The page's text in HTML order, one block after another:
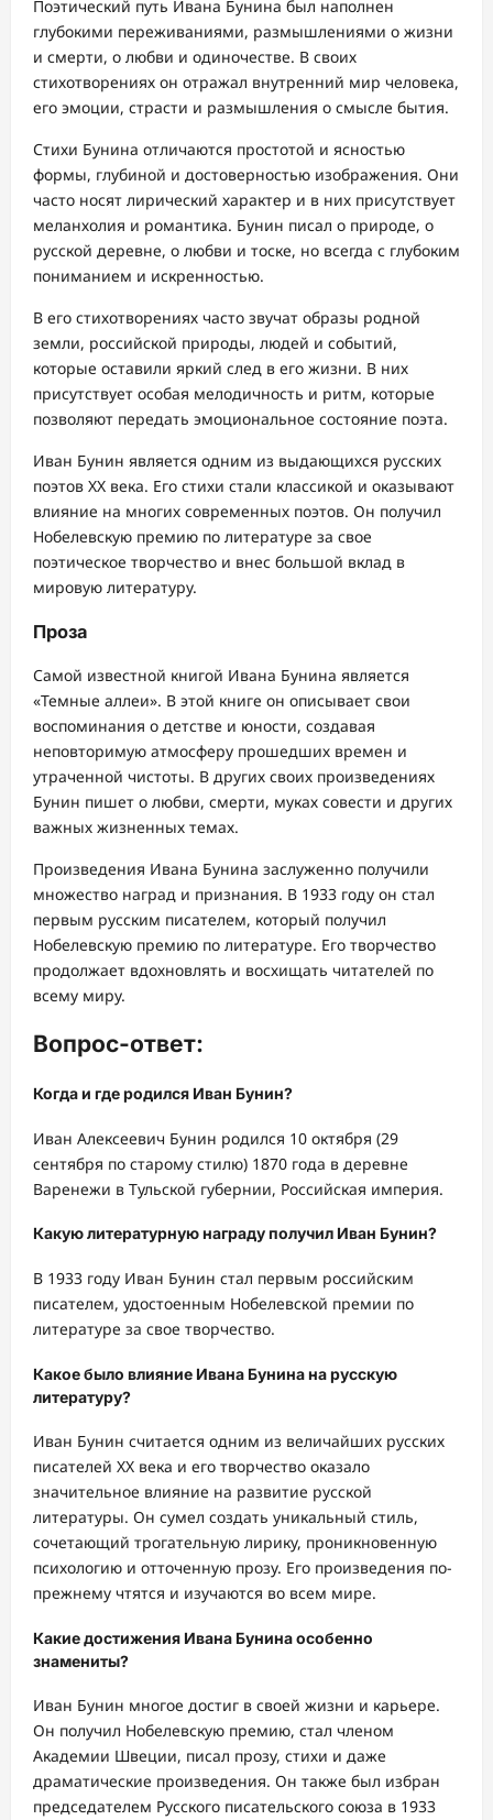
Поэтический путь Ивана Бунина был наполнен
глубокими переживаниями, размышлениями о жизни
и смерти, о любви и одиночестве. В своих
стихотворениях он отражал внутренний мир человека,
его эмоции, страсти и размышления о смысле бытия.
Стихи Бунина отличаются простотой и ясностью
формы, глубиной и достоверностью изображения. Они
часто носят лирический характер и в них присутствует
меланхолия и романтика. Бунин писал о природе, о
русской деревне, о любви и тоске, но всегда с глубоким
пониманием и искренностью.
В его стихотворениях часто звучат образы родной
земли, российской природы, людей и событий,
которые оставили яркий след в его жизни. В них
присутствует особая мелодичность и ритм, которые
позволяют передать эмоциональное состояние поэта.
Иван Бунин является одним из выдающихся русских
поэтов XX века. Его стихи стали классикой и оказывают
влияние на многих современных поэтов. Он получил
Нобелевскую премию по литературе за свое
поэтическое творчество и внес большой вклад в
мировую литературу.
Проза
Самой известной книгой Ивана Бунина является
«Темные аллеи». В этой книге он описывает свои
воспоминания о детстве и юности, создавая
неповторимую атмосферу прошедших времен и
утраченной чистоты. В других своих произведениях
Бунин пишет о любви, смерти, муках совести и других
важных жизненных темах.
Произведения Ивана Бунина заслуженно получили
множество наград и признания. В 1933 году он стал
первым русским писателем, который получил
Нобелевскую премию по литературе. Его творчество
продолжает вдохновлять и восхищать читателей по
всему миру.
Вопрос-ответ:
Когда и где родился Иван Бунин?
Иван Алексеевич Бунин родился 10 октября (29
сентября по старому стилю) 1870 года в деревне
Варенежи в Тульской губернии, Российская империя.
Какую литературную награду получил Иван Бунин?
В 1933 году Иван Бунин стал первым российским
писателем, удостоенным Нобелевской премии по
литературе за свое творчество.
Какое было влияние Ивана Бунина на русскую
литературу?
Иван Бунин считается одним из величайших русских
писателей XX века и его творчество оказало
значительное влияние на развитие русской
литературы. Он сумел создать уникальный стиль,
сочетающий трогательную лирику, проникновенную
психологию и отточенную прозу. Его произведения по-
прежнему чтятся и изучаются во всем мире.
Какие достижения Ивана Бунина особенно
знамениты?
Иван Бунин многое достиг в своей жизни и карьере.
Он получил Нобелевскую премию, стал членом
Академии Швеции, писал прозу, стихи и даже
драматические произведения. Он также был избран
председателем Русского писательского союза в 1933